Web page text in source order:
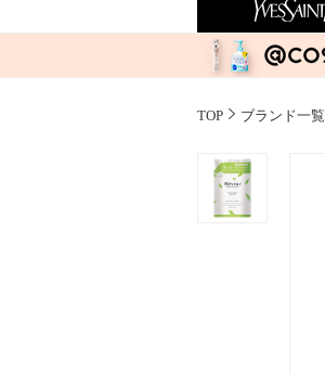
TOP ブランド一覧